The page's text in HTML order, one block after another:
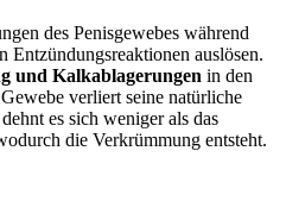
des Penisgewebes während
Entzündungsreaktionen auslösen.
und Kalkablagerungen in den
verliert seine natürliche
es sich weniger als das
die Verkrümmung entsteht.